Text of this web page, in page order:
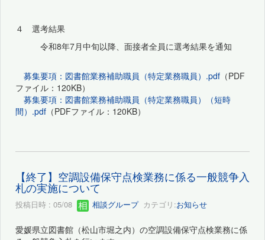
４ 選考結果
令和8年7月中旬以降、面接者全員に選考結果を通知
募集要項：図書館業務補助職員（特定業務職員）.pdf （PDF
ファイル：120KB）
募集要項：図書館業務補助職員（特定業務職員）（短時
間）.pdf （PDFファイル：120KB）
【終了】空調設備保守点検業務に係る一般競争入
札の実施について
投稿日時 : 05/08 相談グループカテゴリ:お知らせ
愛媛県立図書館（松山市堀之内）の空調設備保守点検業務に係